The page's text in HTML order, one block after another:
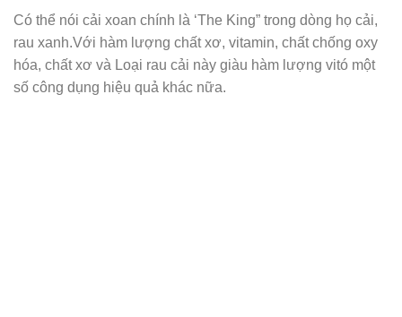
Có thể nói cải xoan chính là ‘The King” trong dòng họ cải,
rau xanh.Với hàm lượng chất xơ, vitamin, chất chống oxy
hóa, chất xơ và Loại rau cải này giàu hàm lượng vitó một
số công dụng hiệu quả khác nữa.